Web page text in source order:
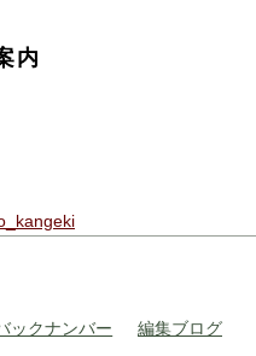
内
ックナンバー 編集ブログ